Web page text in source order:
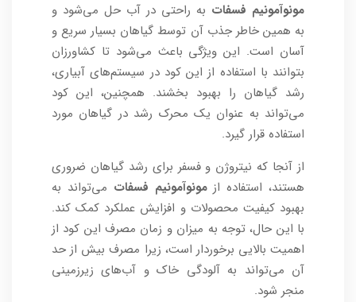
مونوآمونیم فسفات به راحتی در آب حل می‌شود و
به همین خاطر جذب آن توسط گیاهان بسیار سریع و
آسان است. این ویژگی باعث می‌شود تا کشاورزان
بتوانند با استفاده از این کود در سیستم‌های آبیاری،
رشد گیاهان را بهبود بخشند. همچنین، این کود
می‌تواند به عنوان یک محرک رشد در گیاهان مورد
استفاده قرار گیرد.
از آنجا که نیتروژن و فسفر برای رشد گیاهان ضروری
هستند، استفاده ازمونوآمونیم فسفات می‌تواند به
بهبود کیفیت محصولات و افزایش عملکرد کمک کند.
با این حال، توجه به میزان و زمان مصرف این کود از
اهمیت بالایی برخوردار است، زیرا مصرف بیش از حد
آن می‌تواند به آلودگی خاک و آب‌های زیرزمینی
منجر شود.